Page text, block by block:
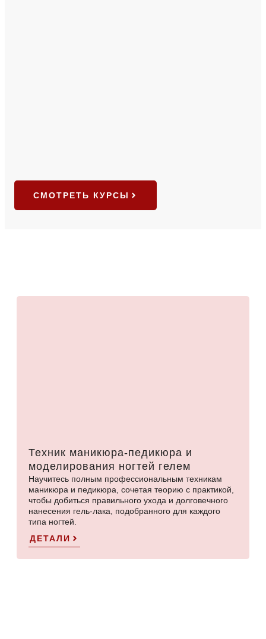
СМОТРЕТЬ КУРСЫ
Техник маникюра-педикюра и
моделирования ногтей гелем
Научитесь полным профессиональным техникам
маникюра и педикюра, сочетая теорию с практикой,
чтобы добиться правильного ухода и долговечного
нанесения гель-лака, подобранного для каждого
типа ногтей.
ДЕТАЛИ